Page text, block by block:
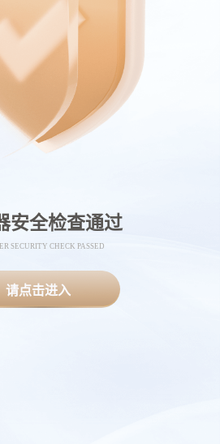
安全检查通过
SECURITY CHECK PASSED
请点击进入